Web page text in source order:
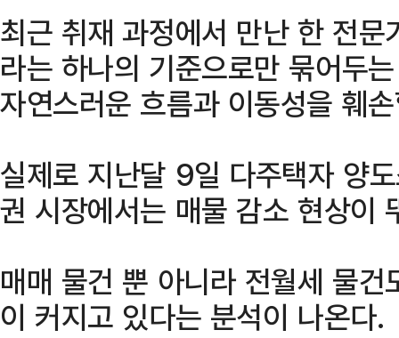
최근 취재 과정에서 만난 한 전
라는 하나의 기준으로만 묶어두
자연스러운 흐름과 이동성을 훼
실제로 지난달 9일 다주택자 양
권 시장에서는 매물 감소 현상이
매매 물건 뿐 아니라 전월세 물
이 커지고 있다는 분석이 나온다.